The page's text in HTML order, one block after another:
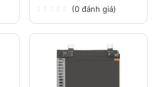
(0 đánh giá)